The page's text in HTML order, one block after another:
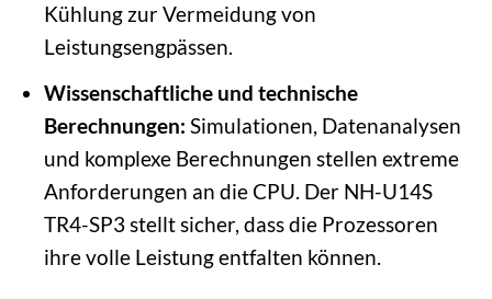
Kühlung zur Vermeidung von
Leistungsengpässen.
Wissenschaftliche und technische
Berechnungen: Simulationen, Datenanalysen
und komplexe Berechnungen stellen extreme
Anforderungen an die CPU. Der NH-U14S
TR4-SP3 stellt sicher, dass die Prozessoren
ihre volle Leistung entfalten können.